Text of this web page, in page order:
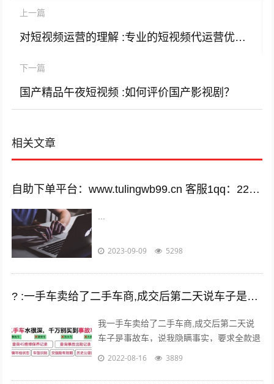
上一篇
对短视频运营的理解 :专业的短视频代运营优势有哪些？对比自己做的？
下一篇
国产精品午夜短视频 :如何评价国产影视剧？
相关文章
自助下单平台：www.tulingwb99.cn 客服1qq：2221028208 客服2qq：2221028208
2023-09-09 5298
? :一手车卖给了二手车商,成交后第二天说车子是事故车，说隐瞒事实？
我一手车卖给了二手车商,成交后第二天说
车子是事故车，说我隐瞒事实，要求全款退
车，我该怎么办？ 报警处理。二手车行在
2022-08-16 3889